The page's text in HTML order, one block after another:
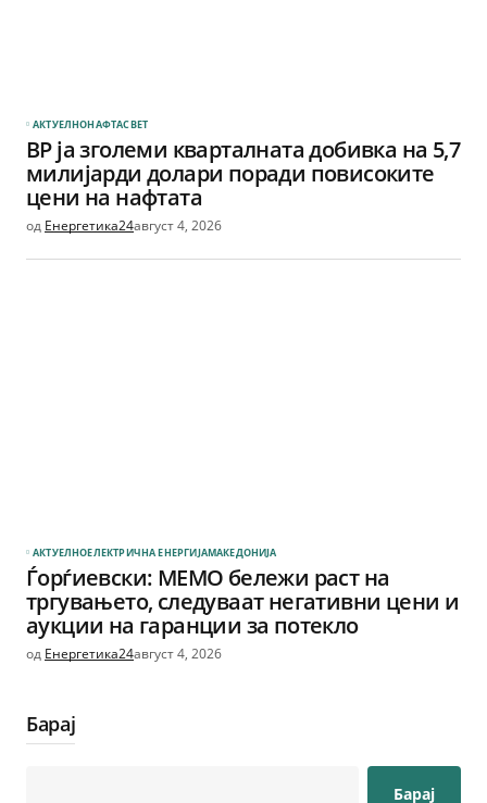
АКТУЕЛНОНАФТАСВЕТ
BP ја зголеми кварталната добивка на 5,7
милијарди долари поради повисоките
цени на нафтата
од Енергетика24август 4, 2026
АКТУЕЛНОЕЛЕКТРИЧНА ЕНЕРГИЈАМАКЕДОНИЈА
Ѓорѓиевски: МЕМО бележи раст на
тргувањето, следуваат негативни цени и
аукции на гаранции за потекло
од Енергетика24август 4, 2026
Барај
Барај